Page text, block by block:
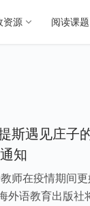
资源 阅读课题
斯遇见庄子
知
师在疫情期间
语教育出版社